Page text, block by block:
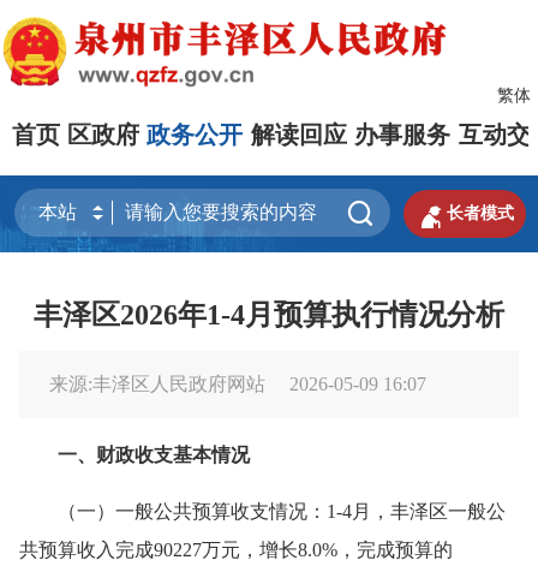
繁体
首页 区政府 政务公开 解读回应 办事服务 互动交
  长者模式
丰泽区2026年1-4月预算执行情况分析
来源:丰泽区人民政府网站 2026-05-09 16:07
一、财政收支基本情况
（一）一般公共预算收支情况：1-4月，丰泽区一般公
共预算收入完成90227万元，增长8.0%，完成预算的